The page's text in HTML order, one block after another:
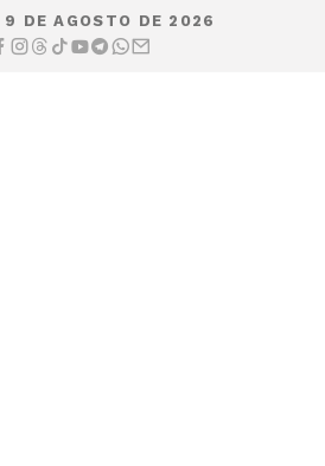
9 DE AGOSTO DE 2026